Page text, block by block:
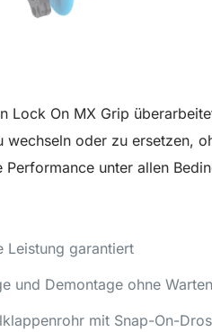
Lock On MX Grip
wechseln oder zu ersetzen,
unter allen
Leistung garantiert
und Demontage ohne
mit Snap-On-